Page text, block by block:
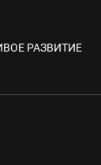
РАЗВИТИЕ